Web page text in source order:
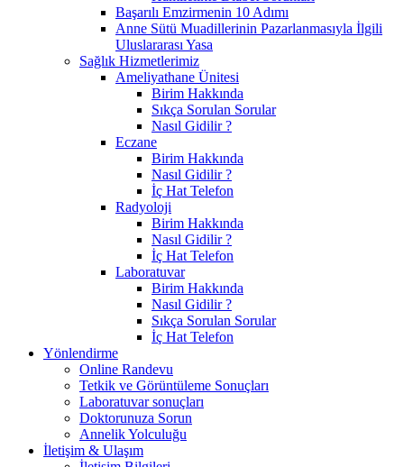
Başarılı Emzirmenin 10 Adımı
Anne Sütü Muadillerinin Pazarlanmasıyla İlgili
Uluslararası Yasa
Sağlık Hizmetlerimiz
Ameliyathane Ünitesi
Birim Hakkında
Sıkça Sorulan Sorular
Nasıl Gidilir ?
Eczane
Birim Hakkında
Nasıl Gidilir ?
İç Hat Telefon
Radyoloji
Birim Hakkında
Nasıl Gidilir ?
İç Hat Telefon
Laboratuvar
Birim Hakkında
Nasıl Gidilir ?
Sıkça Sorulan Sorular
İç Hat Telefon
Yönlendirme
Online Randevu
Tetkik ve Görüntüleme Sonuçları
Laboratuvar sonuçları
Doktorunuza Sorun
Annelik Yolculuğu
İletişim & Ulaşım